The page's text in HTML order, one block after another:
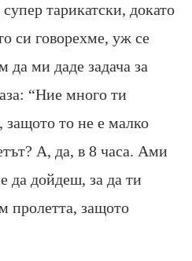
тарикатски, докато
си говорехме, уж се
да ми даде задача за
“Ние много ти
защото то не е малко
А, да, в 8 часа. Ами
да дойдеш, за да ти
пролетта, защото